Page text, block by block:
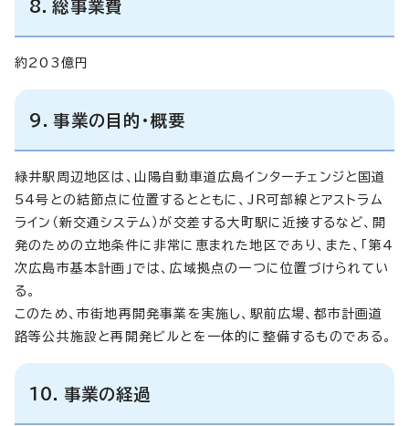
8．総事業費
約203億円
9．事業の目的・概要
緑井駅周辺地区は、山陽自動車道広島インターチェンジと国道
54号との結節点に位置するとともに、JR可部線とアストラム
ライン（新交通システム）が交差する大町駅に近接するなど、開
発のための立地条件に非常に恵まれた地区であり、また、「第4
次広島市基本計画」では、広域拠点の一つに位置づけられてい
る。
このため、市街地再開発事業を実施し、駅前広場、都市計画道
路等公共施設と再開発ビルとを一体的に整備するものである。
10．事業の経過